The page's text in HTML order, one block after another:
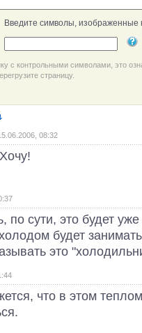
Введите символы, изображенные
с контрольными символами, это
страницу.
08:32
по сути, это будет
будет
это
что в этом